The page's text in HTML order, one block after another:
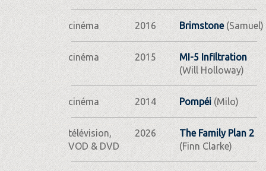
cinéma 2016 Brimstone(Samuel)
cinéma 2015
MI-5 Infiltration
(Will Holloway)
cinéma 2014 Pompéi(Milo)
télévision,
VOD & DVD
2026
The Family Plan 2
(Finn Clarke)